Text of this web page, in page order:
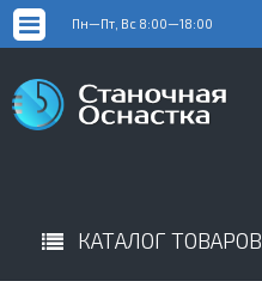
Пн—Пт, Вс 8:00—18:00
КАТАЛОГ ТОВАРОВ